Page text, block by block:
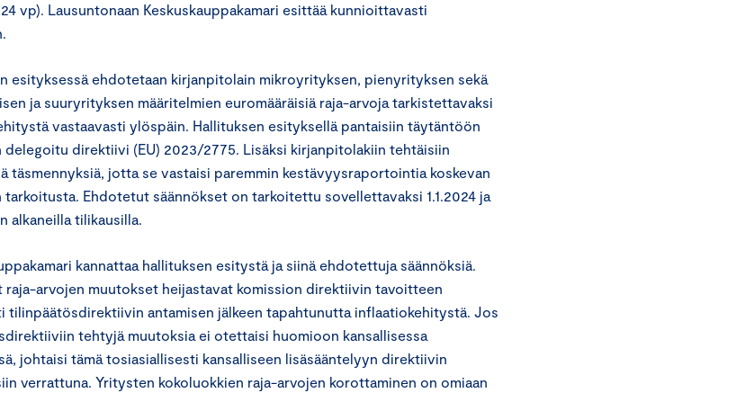
vp). Lausuntonaan Keskuskauppakamari esittää kunnioittavasti
esityksessä ehdotetaan kirjanpitolain mikroyrityksen, pienyrityksen sekä
ja suuryrityksen määritelmien euromääräisiä raja-arvoja tarkistettavaksi
vastaavasti ylöspäin. Hallituksen esityksellä pantaisiin täytäntöön
delegoitu direktiivi (EU) 2023/2775. Lisäksi kirjanpitolakiin tehtäisiin
täsmennyksiä, jotta se vastaisi paremmin kestävyysraportointia koskevan
Ehdotetut säännökset on tarkoitettu sovellettavaksi 1.1.2024 ja
alkaneilla tilikausilla.
kannattaa hallituksen esitystä ja siinä ehdotettuja säännöksiä.
raja-arvojen muutokset heijastavat komission direktiivin tavoitteen
tilinpäätösdirektiivin antamisen jälkeen tapahtunutta inflaatiokehitystä. Jos
tehtyjä muutoksia ei otettaisi huomioon kansallisessa
johtaisi tämä tosiasiallisesti kansalliseen lisäsääntelyyn direktiivin
verrattuna. Yritysten kokoluokkien raja-arvojen korottaminen on omiaan